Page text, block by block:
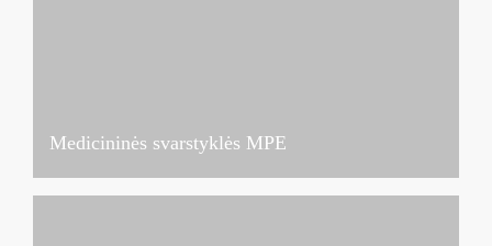
Medicininės svarstyklės MPE